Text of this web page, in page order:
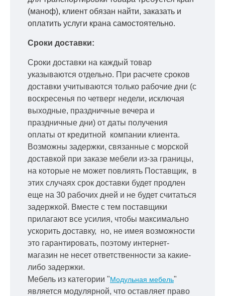
(маноф), клиент обязан найти, заказать и
оплатить услуги крана самостоятельно.
Сроки доставки:
Сроки доставки на каждый товар
указываются отдельно. При расчете сроков
доставки учитываются только рабочие дни (с
воскресенья по четверг недели, исключая
выходные, праздничные вечера и
праздничные дни) от даты получения
оплаты от кредитной компании клиента.
Возможны задержки, связанные с морской
доставкой при заказе мебели из-за границы,
на которые не может повлиять Поставщик, в
этих случаях срок доставки будет продлен
еще на 30 рабочих дней и не будет считаться
задержкой. Вместе с тем поставщики
прилагают все усилия, чтобы максимально
ускорить доставку, но, не имея возможности
это гарантировать, поэтому интернет-
магазин не несет ответственности за какие-
либо задержки.
Мебель из категории "Модульная мебель"
является модулярной, что оставляет право